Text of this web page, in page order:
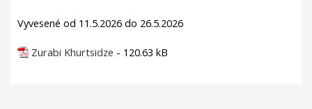
Vyvesené od 11.5.2026 do 26.5.2026
Zurabi Khurtsidze - 120.63 kB